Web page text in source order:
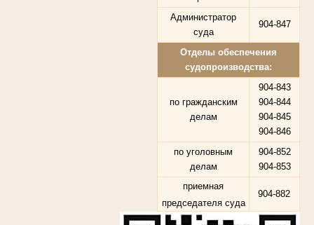
Администратор
суда
904-847
Отделы обеспечения
судопроизводства:
по гражданским
делам
904-843
904-844
904-845
904-846
по уголовным
делам
904-852
904-853
приемная
председателя суда
904-882